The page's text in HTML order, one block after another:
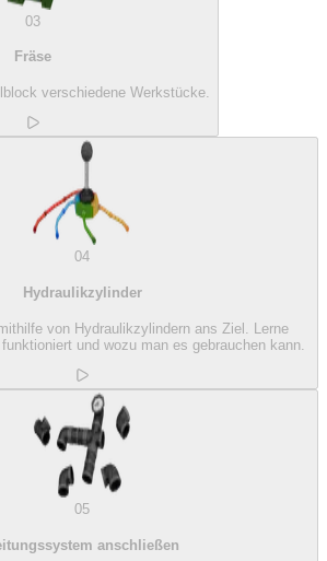
03
Fräse
verschiedene Werkstücke.
04
Hydraulikzylinder
von Hydraulikzylindern ans Ziel. Lerne
und wozu man es gebrauchen kann.
05
anschließen